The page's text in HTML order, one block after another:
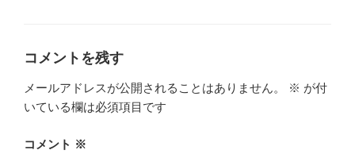
コメントを残す
メールアドレスが公開されることはありません。 ※ が付
いている欄は必須項目です
コメント ※